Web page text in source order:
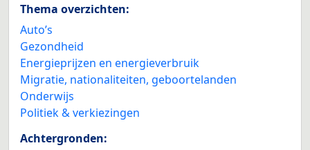
Thema overzichten:
Auto’s
Gezondheid
Energieprijzen en energieverbruik
Migratie, nationaliteiten, geboortelanden
Onderwijs
Politiek & verkiezingen
Achtergronden: